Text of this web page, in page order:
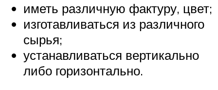
иметь различную фактуру, цвет;
изготавливаться из различного
сырья;
устанавливаться вертикально
либо горизонтально.